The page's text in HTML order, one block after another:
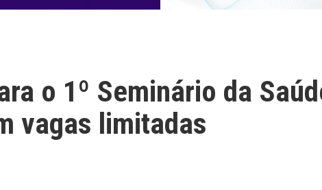
o 1º Seminário da
vagas limitadas